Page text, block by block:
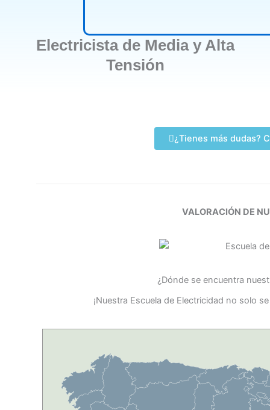
Electricista de Media y Alta
Tensión
¿Tienes más dudas?
VALORACIÓN DE
¿Dónde se encuentra
¡Nuestra Escuela de Electricidad no solo